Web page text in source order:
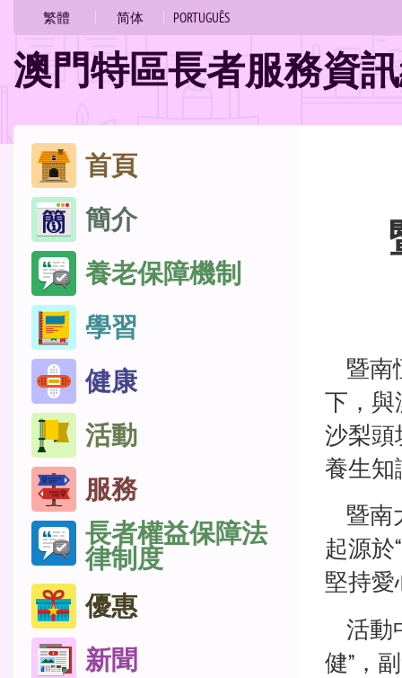
繁體 简体 PORTUGUÊS
澳門特區長者服務資
跳
至
內
容
首頁
簡介
養老保障機制
學習
健康
活動
服務
長者權益保障法
律制度
優惠
新聞
位
置
暨南
下，與
沙梨頭
養生
暨南
起源於
堅持
活動
健”，